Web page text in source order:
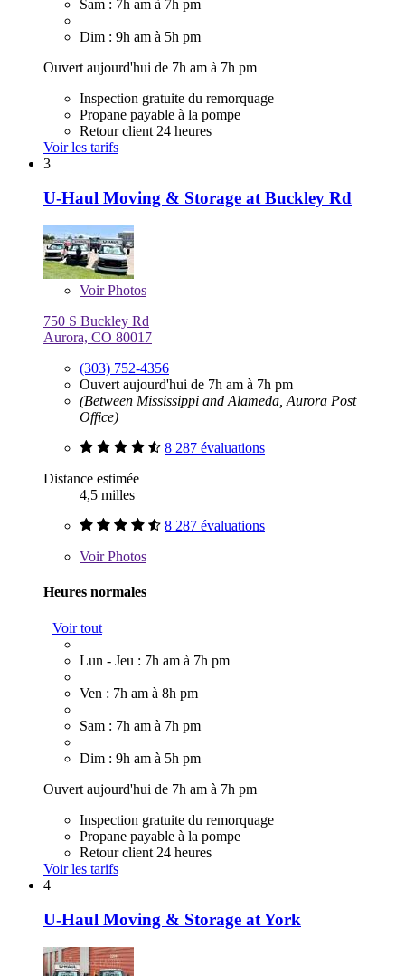
Sam : 7h am à 7h pm
Dim : 9h am à 5h pm
Ouvert aujourd'hui de 7h am à 7h pm
Inspection gratuite du remorquage
Propane payable à la pompe
Retour client 24 heures
Voir les tarifs
3
U-Haul Moving & Storage at Buckley Rd
VoirPhotos
750 S Buckley Rd
Aurora, CO 80017
(303) 752-4356
Ouvert aujourd'hui de 7h am à 7h pm
(Between Mississippi and Alameda, Aurora Post
Office)
8 287 évaluations
Distance estimée
4,5 milles
8 287 évaluations
VoirPhotos
Heures normales
Voir tout
Lun - Jeu : 7h am à 7h pm
Ven : 7h am à 8h pm
Sam : 7h am à 7h pm
Dim : 9h am à 5h pm
Ouvert aujourd'hui de 7h am à 7h pm
Inspection gratuite du remorquage
Propane payable à la pompe
Retour client 24 heures
Voir les tarifs
4
U-Haul Moving & Storage at York